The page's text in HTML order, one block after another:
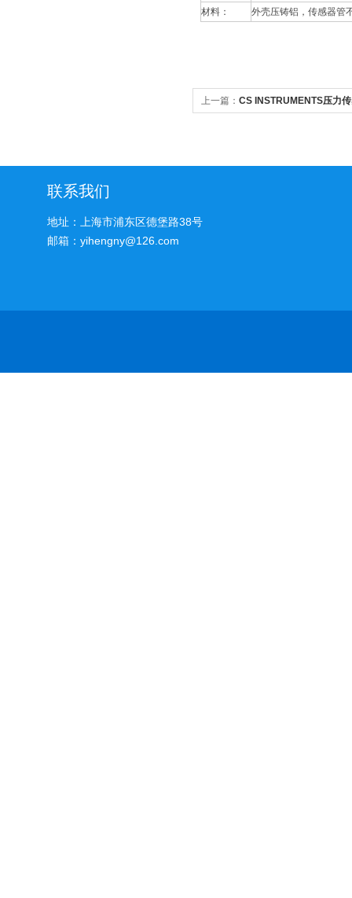
材料：
外壳压铸铝，传感器管
上一篇： CS INSTRUMENTS压力
联系我们
地址：上海市浦东区德堡路38号
邮箱：yihengny@126.com